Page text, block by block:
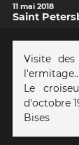
11 mai 2018
Saint
Visite
Le
d'octobre
Bises